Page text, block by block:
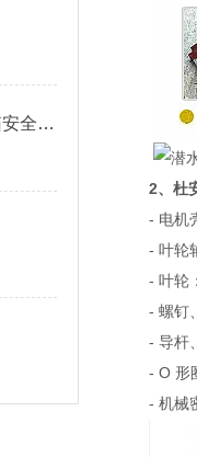
QJB-W18.5潜水回流泵控制箱安全操作方法
2、杜
- 电机壳
- 叶轮轴
- 叶轮：
- 螺钉、
- 导杆、
- O 形圈
- 机械密